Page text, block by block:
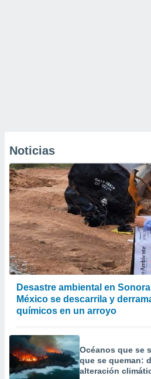
Noticias
Desastre ambiental en
México se descarrila y
químicos en un arroyo
Océanos que se
que se queman:
alteración